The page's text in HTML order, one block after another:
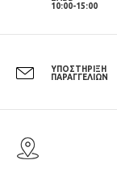
10:00-15:00
ΥΠΟΣΤΗΡΙΞΗ
ΠΑΡΑΓΓΕΛΙΩΝ